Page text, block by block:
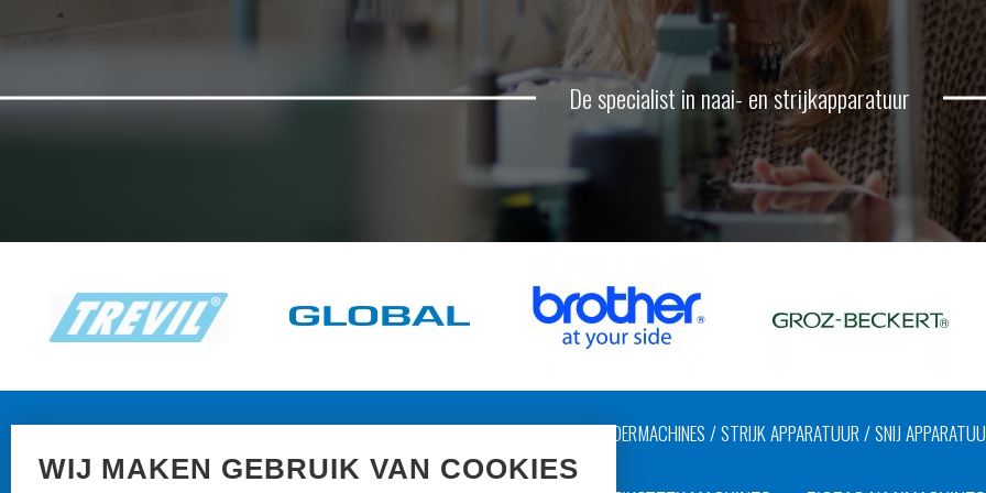
De specialist in naai- en strijkapparatuur
NAAIMACHINES / LEDERMACHINES / STRIJK APPARATUUR / SNIJ
WIJ MAKEN GEBRUIK VAN COOKIES